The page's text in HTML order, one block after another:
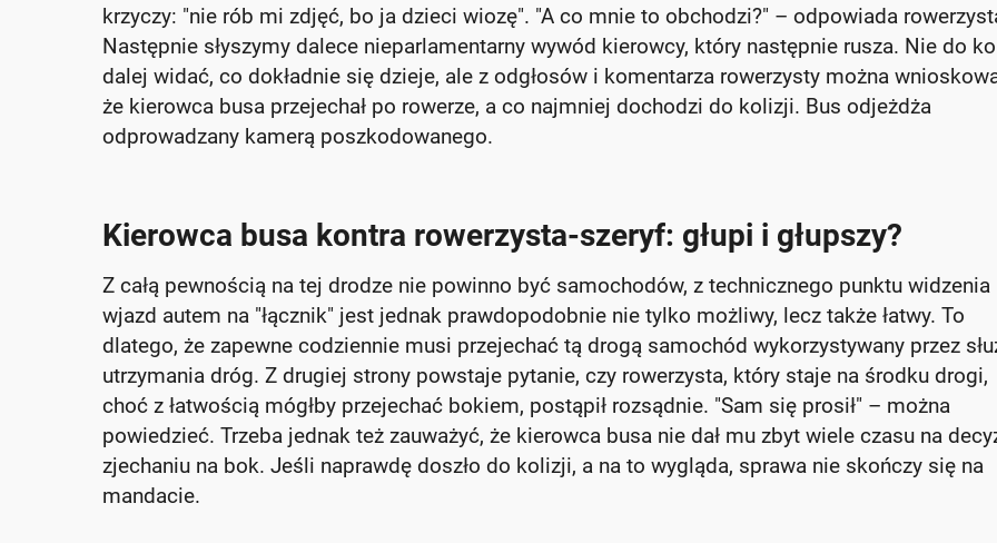
krzyczy: "nie rób mi zdjęć, bo ja dzieci wiozę". "A co mnie to obchodzi?" – odpowiada
Następnie słyszymy dalece nieparlamentarny wywód kierowcy, który następnie rusza. Nie do
dalej widać, co dokładnie się dzieje, ale z odgłosów i komentarza rowerzysty można
że kierowca busa przejechał po rowerze, a co najmniej dochodzi do kolizji. Bus odjeżdża
odprowadzany kamerą poszkodowanego.
Kierowca busa kontra rowerzysta-szeryf: głupi i głupszy?
Z całą pewnością na tej drodze nie powinno być samochodów, z technicznego punktu widzenia
wjazd autem na "łącznik" jest jednak prawdopodobnie nie tylko możliwy, lecz także łatwy. To
dlatego, że zapewne codziennie musi przejechać tą drogą samochód wykorzystywany przez
utrzymania dróg. Z drugiej strony powstaje pytanie, czy rowerzysta, który staje na środku drogi,
choć z łatwością mógłby przejechać bokiem, postąpił rozsądnie. "Sam się prosił" – można
powiedzieć. Trzeba jednak też zauważyć, że kierowca busa nie dał mu zbyt wiele czasu na
zjechaniu na bok. Jeśli naprawdę doszło do kolizji, a na to wygląda, sprawa nie skończy się na
mandacie.